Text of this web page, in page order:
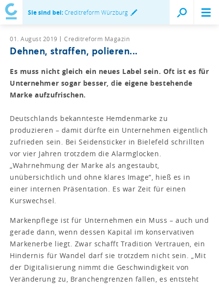
Sie sind bei:Creditreform Würzburg
01. August 2019 Creditreform Magazin
Dehnen, straffen, polieren...
Es muss nicht gleich ein neues Label sein. Oft ist es für
Unternehmer sogar besser, die eigene bestehende
Marke aufzufrischen.
Deutschlands bekannteste Hemdenmarke zu
produzieren – damit dürfte ein Unternehmen eigentlich
zufrieden sein. Bei Seidensticker in Bielefeld schrillten
vor vier Jahren trotzdem die Alarmglocken.
„Wahrnehmung der Marke als angestaubt,
unübersichtlich und ohne klares Image“, hieß es in
einer internen Präsentation. Es war Zeit für einen
Kurswechsel.
Markenpflege ist für Unternehmen ein Muss – auch und
gerade dann, wenn dessen Kapital im konservativen
Markenerbe liegt. Zwar schafft Tradition Vertrauen, ein
Hindernis für Wandel darf sie trotzdem nicht sein. „Mit
der Digitalisierung nimmt die Geschwindigkeit von
Veränderung zu, Branchengrenzen fallen, es entsteht